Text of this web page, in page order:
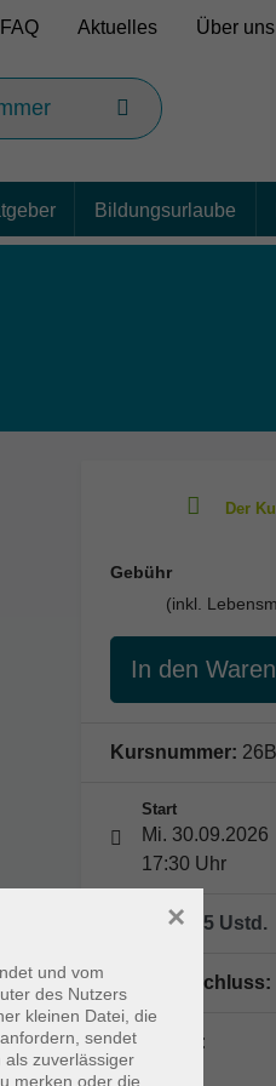
FAQ Aktuelles Über uns
Bildungsurlaube
Gebühr
(inkl.
In den
Kursnummer:
Start
Mi. 30.09.2026
17:30 Uhr
1 Termin / 5 Ustd.
Anmeldeschluss:
Dozent*in:
und vom
des Nutzers
kleinen Datei, die
sendet
als zuverlässiger
merken oder die
×